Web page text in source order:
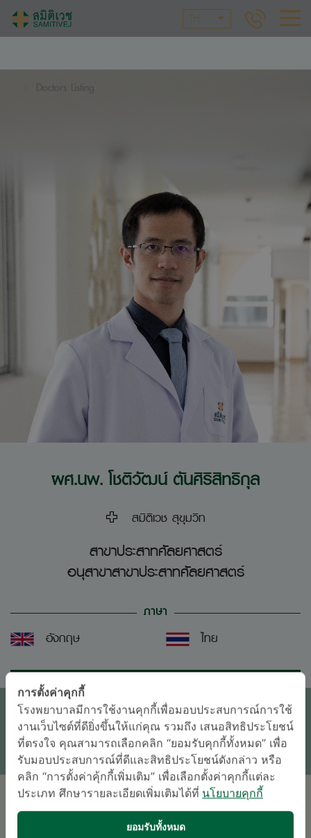
TH
ผศ.นพ. โชติวัฒน์ ตันศิริสิทธิกุล
สมิติเวช สุขุมวิท
สาขาประสาทศัลยศาสตร์
อนุสาขาสาขาประสาทศัลยศาสตร์
ภาษา
อังกฤษ
ไทย
ติดต่อสอบถาม
* เจ้าหน้าที่ของโรงพยาบาลจะติดต่อท่านกลับในภายหลัง
การศึกษา
การตั้งค่าคุกกี้
โรงพยาบาลมีการใช้งานคุกกี้เพื่อมอบประสบการณ์การใช้
งานเว็บไซต์ที่ดียิ่งขึ้นให้แก่คุณ รวมถึง เสนอสิทธิประโยชน์
ที่ตรงใจ คุณสามารถเลือกคลิก “ยอมรับคุกกี้ทั้งหมด” เพื่อ
รับมอบประสบการณ์ที่ดีและสิทธิประโยชน์ดังกล่าว หรือ
คลิก “การตั้งค่าคุ้กกี้เพิ่มเติม” เพื่อเลือกตั้งค่าคุกกี้แต่ละ
ประเภท ศึกษารายละเอียดเพิ่มเติมได้ที่ นโยบายคุกกี้
ยอมรับทั้งหมด